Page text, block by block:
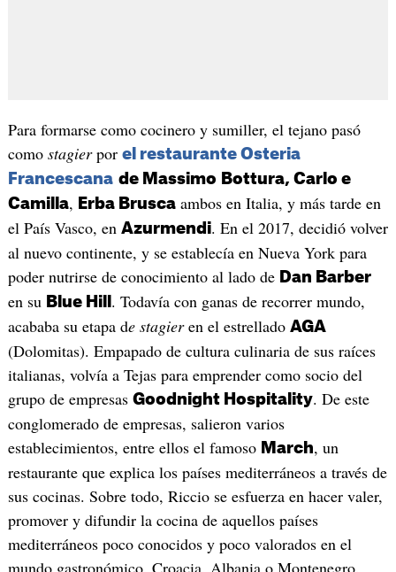
Para formarse como cocinero y sumiller, el tejano pasó
como stagierpor el restaurante Osteria
Francescana de Massimo Bottura, Carlo e
Camilla, Erba Bruscaambos en Italia, y más tarde en
el País Vasco, en Azurmendi. En el 2017, decidió volver
al nuevo continente, y se establecía en Nueva York para
poder nutrirse de conocimiento al lado de Dan Barber
en su Blue Hill . Todavía con ganas de recorrer mundo,
acababa su etapa de stagieren el estrellado AGA
(Dolomitas). Empapado de cultura culinaria de sus raíces
italianas, volvía a Tejas para emprender como socio del
grupo de empresas Goodnight Hospitality. De este
conglomerado de empresas, salieron varios
establecimientos, entre ellos el famoso March, un
restaurante que explica los países mediterráneos a través de
sus cocinas. Sobre todo, Riccio se esfuerza en hacer valer,
promover y difundir la cocina de aquellos países
mediterráneos poco conocidos y poco valorados en el
mundo gastronómico, Croacia, Albania o Montenegro.